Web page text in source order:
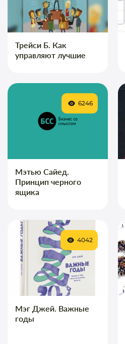
Трейси Б. Как
управляют лучшие
Мэтью Сайед.
Принцип черного
ящика
6246
Мэг Джей. Важные
годы
4042